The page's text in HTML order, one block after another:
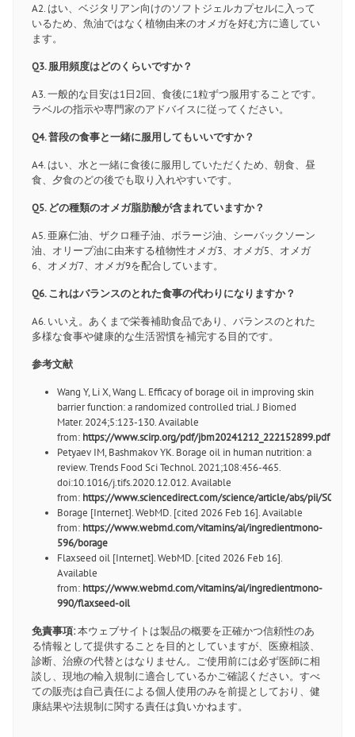
A2. はい、ベジタリアン向けのソフトジェルカプセルに入って
いるため、魚油ではなく植物由来のオメガを好む方に適してい
ます。
Q3. 服用頻度はどのくらいですか？
A3. 一般的な目安は1日2回、食後に1粒ずつ服用することです。
ラベルの指示や専門家のアドバイスに従ってください。
Q4. 普段の食事と一緒に服用してもいいですか？
A4. はい、水と一緒に食後に服用していただくため、朝食、昼
食、夕食のどの後でも取り入れやすいです。
Q5. どの種類のオメガ脂肪酸が含まれていますか？
A5. 亜麻仁油、ザクロ種子油、ボラージ油、シーバックソーン
油、オリーブ油に由来する植物性オメガ3、オメガ5、オメガ
6、オメガ7、オメガ9を配合しています。
Q6. これはバランスのとれた食事の代わりになりますか？
A6. いいえ。あくまで栄養補助食品であり、バランスのとれた
多様な食事や健康的な生活習慣を補完する目的です。
参考文献
Wang Y, Li X, Wang L. Efficacy of borage oil in improving skin
barrier function: a randomized controlled trial. J Biomed
Mater. 2024;5:123-130. Available
from: https://www.scirp.org/pdf/jbm20241212_222152899.pdf
Petyaev IM, Bashmakov YK. Borage oil in human nutrition: a
review. Trends Food Sci Technol. 2021;108:456-465.
doi:10.1016/j.tifs.2020.12.012. Available
from: https://www.sciencedirect.com/science/article/abs/pii/
Borage [Internet]. WebMD. [cited 2026 Feb 16]. Available
from: https://www.webmd.com/vitamins/ai/ingredientmono-
596/borage
Flaxseed oil [Internet]. WebMD. [cited 2026 Feb 16].
Available
from: https://www.webmd.com/vitamins/ai/ingredientmono-
990/flaxseed-oil
免責事項:本ウェブサイトは製品の概要を正確かつ信頼性のあ
る情報として提供することを目的としていますが、医療相談、
診断、治療の代替とはなりません。ご使用前には必ず医師に相
談し、現地の輸入規制に適合しているかご確認ください。すべ
ての販売は自己責任による個人使用のみを前提としており、健
康結果や法規制に関する責任は負いかねます。